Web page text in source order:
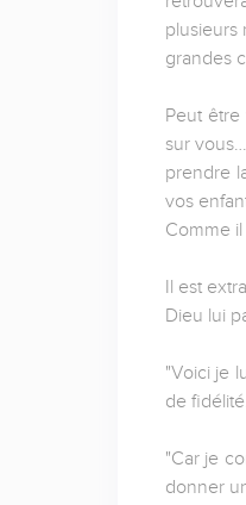
plusieurs
grandes
Peut
sur
prendre
vos
Comme
Il est
Dieu lui
"Voici je
de
"Car je
donner